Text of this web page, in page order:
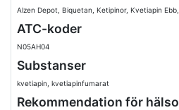
Alzen Depot, Biquetan, Ketipinor, Kvetiapin
ATC-koder
N05AH04
Substanser
kvetiapin, kvetiapinfumarat
Rekommendation för